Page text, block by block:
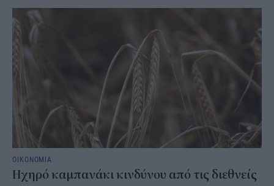
ΟΙΚΟΝΟΜΙΑ
Ηχηρό καμπανάκι κινδύνου από τις διεθνείς